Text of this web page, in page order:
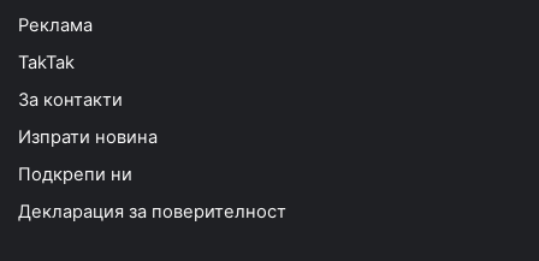
Реклама
TakTak
За контакти
Изпрати новина
Подкрепи ни
Декларация за поверителност